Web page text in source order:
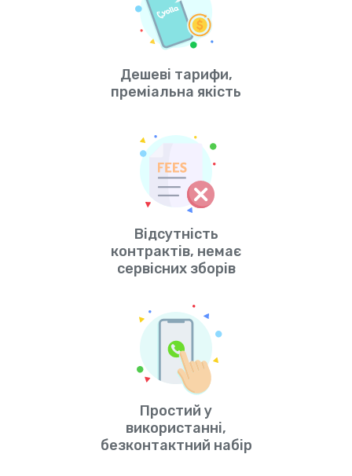
Дешеві тарифи,
преміальна якість
Відсутність
контрактів, немає
сервісних зборів
Простий у
використанні,
безконтактний набір